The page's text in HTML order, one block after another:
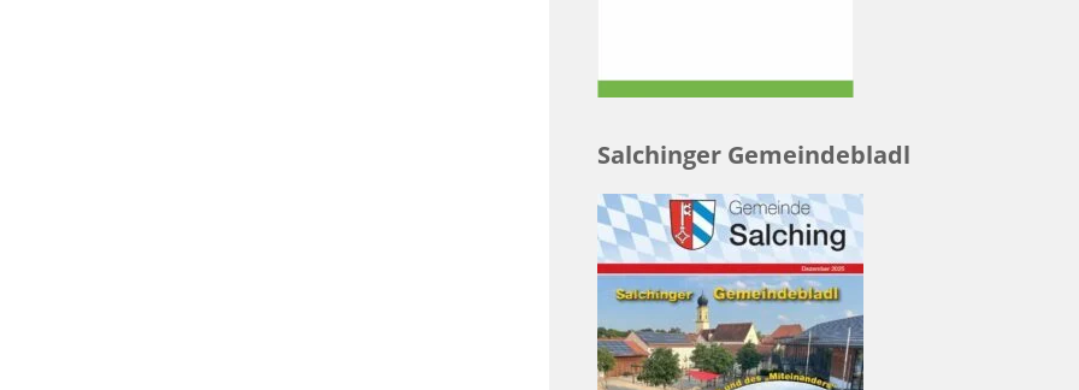
Salchinger Gemeindebladl